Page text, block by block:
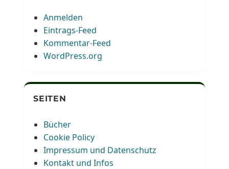
Anmelden
Eintrags-Feed
Kommentar-Feed
WordPress.org
SEITEN
Bücher
Cookie Policy
Impressum und Datenschutz
Kontakt und Infos